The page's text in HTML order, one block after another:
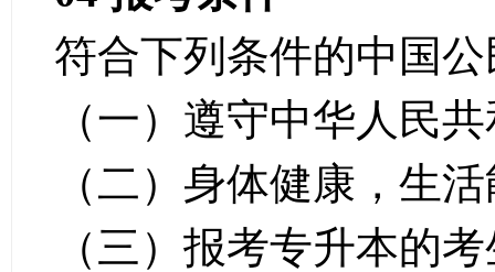
符合下列条件的中国
（一）遵守中华人民
（二）身体健康，生
（三）报考专升本的